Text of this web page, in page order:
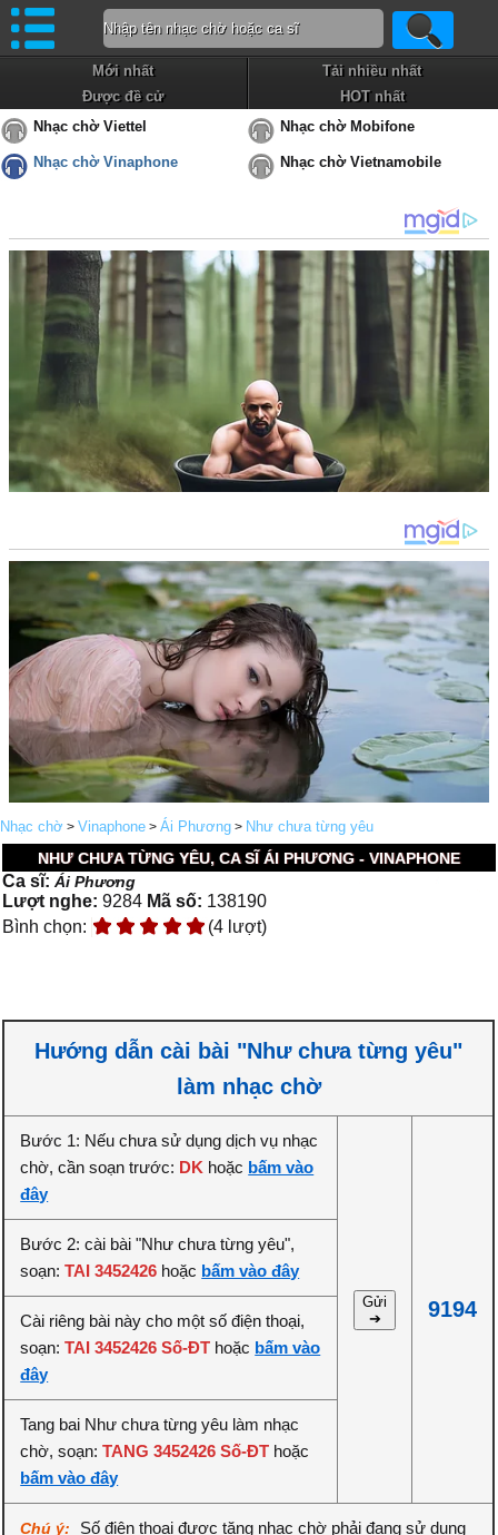
Mới nhất
Tải nhiều nhất
Được đề cử
HOT nhất
Nhạc chờ Viettel
Nhạc chờ Mobifone
Nhạc chờ Vinaphone Nhạc chờ Vietnamobile
Nhạc chờ > Vinaphone > Ái Phương > Như chưa từng yêu
NHƯ CHƯA TỪNG YÊU, CA SĨ ÁI PHƯƠNG - VINAPHONE
Ca sĩ:Ái Phương
Lượt nghe: 9284 Mã số: 138190
Bình chọn:
(4 lượt)
Hướng dẫn cài bài "Như chưa từng yêu"
làm nhạc chờ
Bước 1: Nếu chưa sử dụng dịch vụ nhạc
chờ, cần soạn trước: DK hoặc bấm vào
đây
Gửi
➔
9194
Bước 2: cài bài "Như chưa từng yêu",
soạn:TAI 3452426 hoặc bấm vào đây
Cài riêng bài này cho một số điện thoại,
soạn:TAI 3452426 Số-ĐT hoặc bấm vào
đây
Tang bai Như chưa từng yêu làm nhạc
chờ, soạn:TANG 3452426 Số-ĐT hoặc
bấm vào đây
Chú ý:
Số điện thoại được tặng nhạc chờ phải đang sử dụng